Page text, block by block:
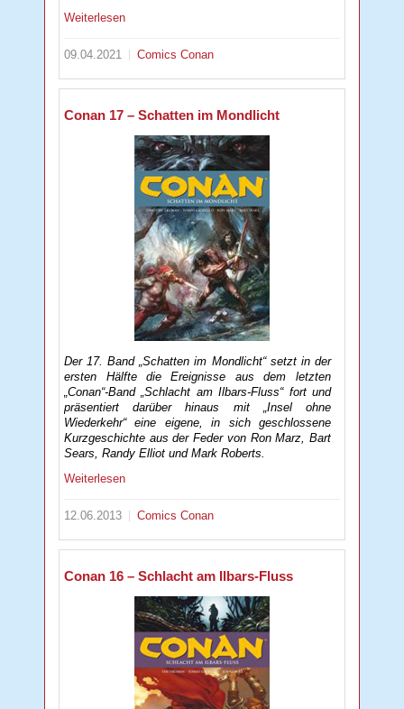
Weiterlesen
09.04.2021 ComicsConan
Conan 17 – Schatten im Mondlicht
Der 17. Band „Schatten im Mondlicht“ setzt in der
ersten Hälfte die Ereignisse aus dem letzten
„Conan“-Band „Schlacht am Ilbars-Fluss“ fort und
präsentiert darüber hinaus mit „Insel ohne
Wiederkehr“ eine eigene, in sich geschlossene
Kurzgeschichte aus der Feder von Ron Marz, Bart
Sears, Randy Elliot und Mark Roberts.
Weiterlesen
12.06.2013 ComicsConan
Conan 16 – Schlacht am Ilbars-Fluss